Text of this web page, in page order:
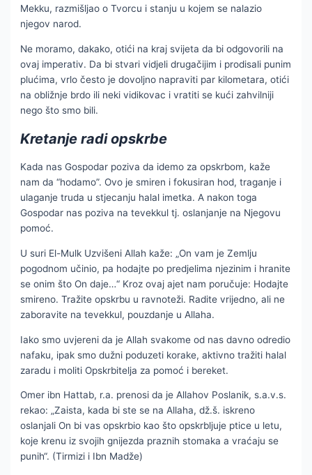
Mekku, razmišljao o Tvorcu i stanju u kojem se nalazio
njegov narod.
Ne moramo, dakako, otići na kraj svijeta da bi odgovorili na
ovaj imperativ. Da bi stvari vidjeli drugačijim i prodisali punim
plućima, vrlo često je dovoljno napraviti par kilometara, otići
na obližnje brdo ili neki vidikovac i vratiti se kući zahvilniji
nego što smo bili.
Kretanje radi opskrbe
Kada nas Gospodar poziva da idemo za opskrbom, kaže
nam da “hodamo”. Ovo je smiren i fokusiran hod, traganje i
ulaganje truda u stjecanju halal imetka. A nakon toga
Gospodar nas poziva na tevekkul tj. oslanjanje na Njegovu
pomoć.
U suri El-Mulk Uzvišeni Allah kaže: „On vam je Zemlju
pogodnom učinio, pa hodajte po predjelima njezinim i hranite
se onim što On daje…“ Kroz ovaj ajet nam poručuje: Hodajte
smireno. Tražite opskrbu u ravnoteži. Radite vrijedno, ali ne
zaboravite na tevekkul, pouzdanje u Allaha.
Iako smo uvjereni da je Allah svakome od nas davno odredio
nafaku, ipak smo dužni poduzeti korake, aktivno tražiti halal
zaradu i moliti Opskrbitelja za pomoć i bereket.
Omer ibn Hattab, r.a. prenosi da je Allahov Poslanik, s.a.v.s.
rekao: „Zaista, kada bi ste se na Allaha, dž.š. iskreno
oslanjali On bi vas opskrbio kao što opskrbljuje ptice u letu,
koje krenu iz svojih gnijezda praznih stomaka a vraćaju se
punih“. (Tirmizi i Ibn Madže)